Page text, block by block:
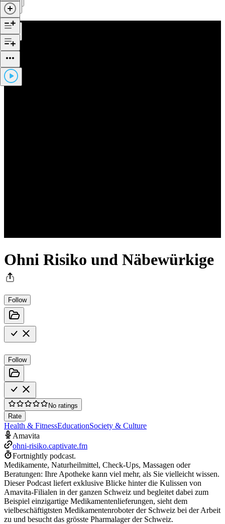
Ohni Risiko und Näbewürkige
Follow
Follow
No ratings
Rate
Health & FitnessEducationSociety & Culture
Amavita
ohni-risiko.captivate.fm
Fortnightly podcast.
Medikamente, Naturheilmittel, Check-Ups, Massagen oder
Beratungen: Ihre Apotheke kann viel mehr, als Sie vielleicht wissen.
Dieser Podcast liefert exklusive Blicke hinter die Kulissen von
Amavita-Filialen in der ganzen Schweiz und begleitet dabei zum
Beispiel einzigartige Medikamentenlieferungen, sieht dem
vielbeschäftigtsten Medikamentenroboter der Schweiz bei der Arbeit
zu und besucht das grösste Pharmalager der Schweiz.